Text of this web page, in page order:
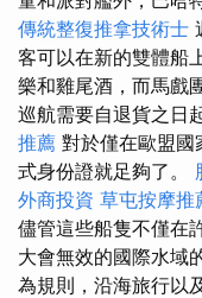
傳統整復推拿技術士
客可以在新的雙體船
樂和雞尾酒，而馬戲
巡航需要自退貨之日
推薦 對於僅在歐盟國
式身份證就足夠了。
外商投資 草屯按摩推
儘管這些船隻不僅在
大會無效的國際水域
為規則，沿海旅行以